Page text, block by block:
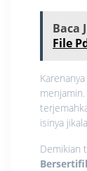
Baca
File
isinya
Demikian